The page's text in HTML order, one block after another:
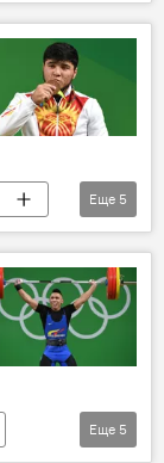
Еще 5
Еще 5